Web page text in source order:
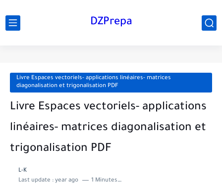
DZPrepa
Livre Espaces vectoriels- applications linéaires- matrices
diagonalisation et trigonalisation PDF
Livre Espaces vectoriels- applications
linéaires- matrices diagonalisation et
trigonalisation PDF
L-K
Last update : year ago 1 Minutes to read